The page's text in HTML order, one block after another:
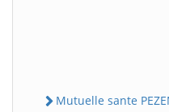
Mutuelle sante